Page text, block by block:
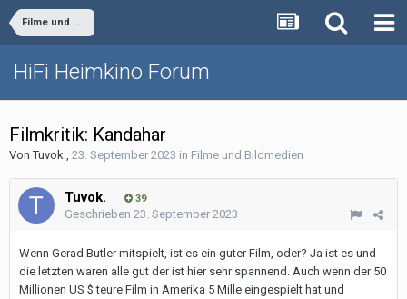
Filme und Bildmedien
HiFi Heimkino Forum
Filmkritik: Kandahar
VonTuvok., 23. September 2023 in Filme und Bildmedien
Tuvok. 39
Geschrieben 23. September 2023
Wenn Gerad Butler mitspielt, ist es ein guter Film, oder? Ja ist es und
die letzten waren alle gut der ist hier sehr spannend. Auch wenn der 50
Millionen US $ teure Film in Amerika 5 Mille eingespielt hat und